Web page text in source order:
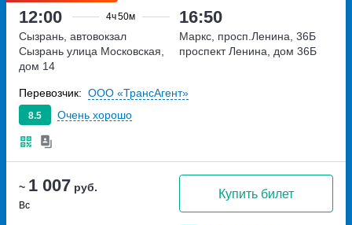
12:00 4ч50м 16:50
~ 1 007 руб.
Вс
Купить билет
Сызрань, автовокзал
Сызрань улица Московская,
дом 14
Маркс, просп.Ленина, 36Б
проспект Ленина, дом 36Б
8.5 Очень хорошо
Перевозчик: ООО «ТрансАгент»